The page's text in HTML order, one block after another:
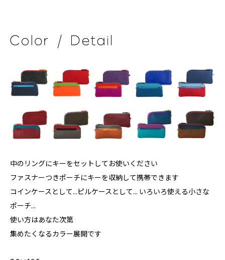
中のリングにキーをセットしてお使いください
ファスナーつきポーチにキーを収納して携帯できます
コインケースとして...ピルケースとして... いろいろ使える小さな
ポーチ...
使い方はあなた次第
集めたくなるカラー展開です